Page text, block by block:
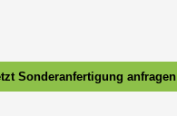
Sonderanfertigung anfragen